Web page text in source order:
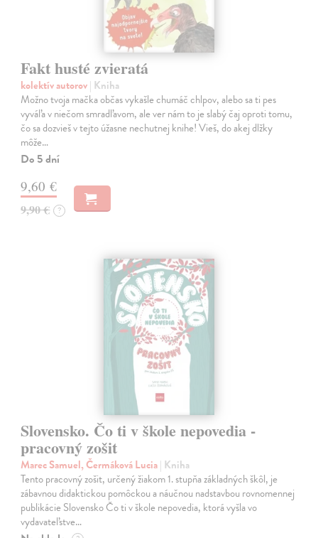
Fakt husté zvieratá
kolektív autorov| Kniha
Možno tvoja mačka občas vykašle chumáč chlpov, alebo sa ti pes
vyváľa v niečom smradľavom, ale ver nám to je slabý čaj oproti tomu,
čo sa dozvieš v tejto úžasne nechutnej knihe! Vieš, do akej dlžky
môže…
Do 5 dní
9,60 €
9,90 € ?
Slovensko. Čo ti v škole nepovedia -
pracovný zošit
Marec Samuel, Čermáková Lucia| Kniha
Tento pracovný zošit, určený žiakom 1. stupňa základných škôl, je
zábavnou didaktickou pomôckou a náučnou nadstavbou rovnomennej
publikácie Slovensko Čo ti v škole nepovedia, ktorá vyšla vo
vydavateľstve…